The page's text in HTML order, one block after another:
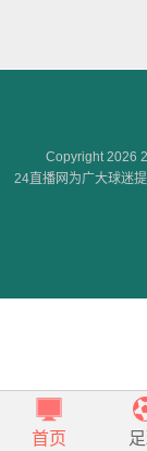
Copyright 2026
24直播网为广大球迷
首页